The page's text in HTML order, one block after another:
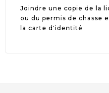
Joindre une copie de la
ou du permis de chasse
la carte d'identité